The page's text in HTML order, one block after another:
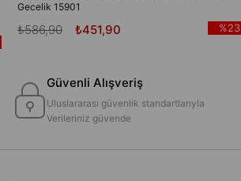
Gecelik 15901
₺451,90
₺586,90 %23
Güvenli Alışveriş
Uluslararası güvenlik standartlarıyla
Verileriniz güvende